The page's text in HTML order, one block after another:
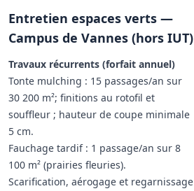
Entretien espaces verts —
Campus de Vannes (hors IUT)
Travaux récurrents (forfait annuel)
Tonte mulching : 15 passages/an sur
30 200 m²; finitions au rotofil et
souffleur ; hauteur de coupe minimale
5 cm.
Fauchage tardif : 1 passage/an sur 8
100 m² (prairies fleuries).
Scarification, aérogage et regarnissage